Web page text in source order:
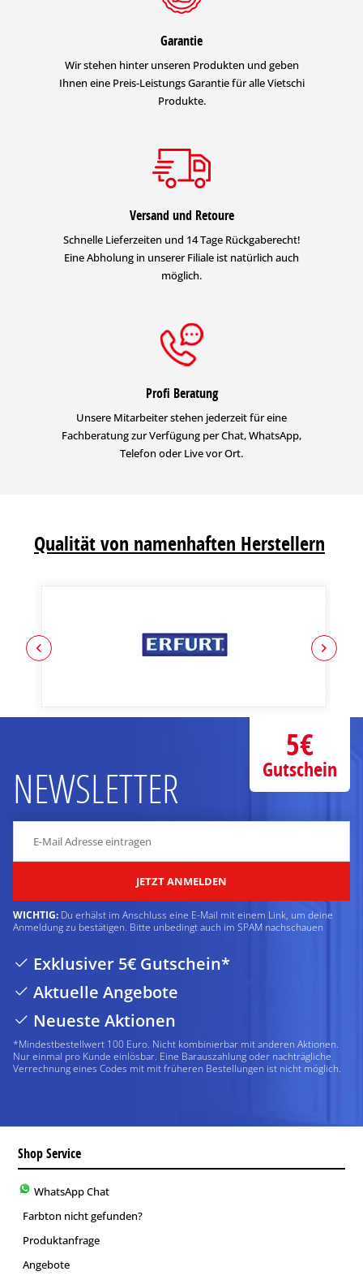
Garantie
Wir stehen hinter unseren Produkten und geben
Ihnen eine Preis-Leistungs Garantie für alle Vietschi
Produkte.
Versand und Retoure
Schnelle Lieferzeiten und 14 Tage Rückgaberecht!
Eine Abholung in unserer Filiale ist natürlich auch
möglich.
Profi Beratung
Unsere Mitarbeiter stehen jederzeit für eine
Fachberatung zur Verfügung per Chat, WhatsApp,
Telefon oder Live vor Ort.
Qualität von namenhaften Herstellern
NEWSLETTER
JETZT ANMELDEN
WICHTIG: Du erhälst im Anschluss eine E-Mail mit einem Link, um deine
Anmeldung zu bestätigen. Bitte unbedingt auch im SPAM nachschauen
Exklusiver 5€ Gutschein*
Aktuelle Angebote
Neueste Aktionen
*Mindestbestellwert 100 Euro. Nicht kombinierbar mit anderen Aktionen.
Nur einmal pro Kunde einlösbar. Eine Barauszahlung oder nachträgliche
Verrechnung eines Codes mit mit früheren Bestellungen ist nicht möglich.
5€
Gutschein
Shop Service
WhatsApp Chat
Farbton nicht gefunden?
Produktanfrage
Angebote